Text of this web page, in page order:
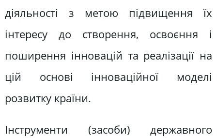
діяльності з метою підвищення їх
інтересу до створення, освоєння і
поширення інновацій та реалізації на
цій основі інноваційної моделі
розвитку країни.
Інструменти (засоби) державного